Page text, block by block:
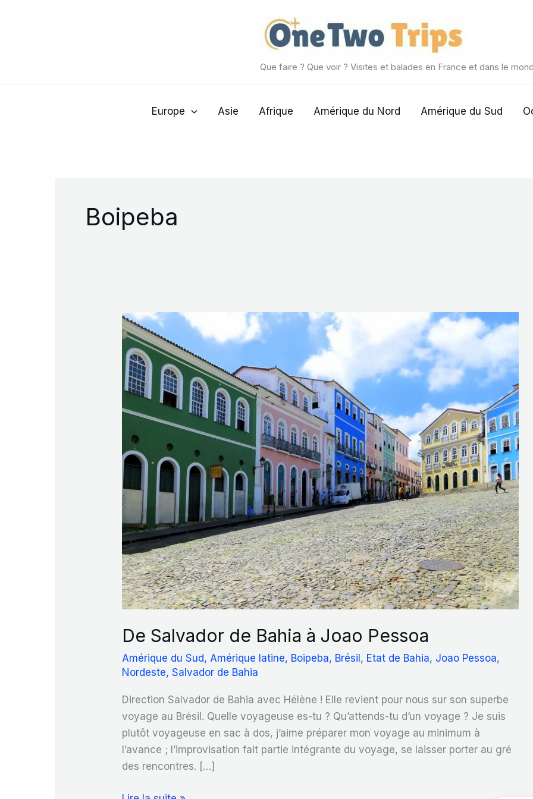
Que faire ? Que voir ? Visites et balades en France et dans le
Europe Asie Afrique Amérique du Nord Amérique du Sud
Boipeba
De Salvador de Bahia à Joao Pessoa
Amérique du Sud, Amérique latine, Boipeba, Brésil , Etat de Bahia, Joao Pessoa,
Nordeste,Salvador de Bahia
Direction Salvador de Bahia avec Hélène ! Elle revient pour nous sur son superbe
voyage au Brésil. Quelle voyageuse es-tu ? Qu’attends-tu d’un voyage ? Je suis
plutôt voyageuse en sac à dos, j’aime préparer mon voyage au minimum à
l’avance ; l’improvisation fait partie intégrante du voyage, se laisser porter au gré
des rencontres. […]